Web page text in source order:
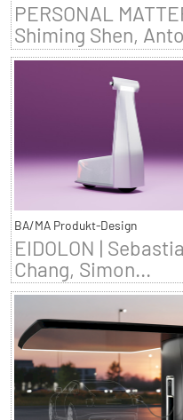
PERSONAL
Shiming Shen,
BA/MA Produkt-Design
EIDOLON |
Chang, Simon...